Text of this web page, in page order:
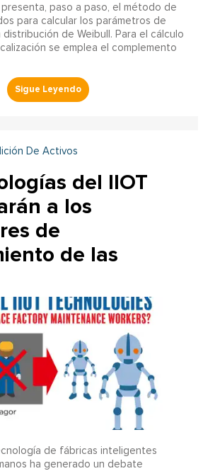
paso a paso, el método de
para calcular los parámetros de
de Weibull. Para el cálculo
se emplea el complemento
De Activos
del IIOT
a los
de
de las
de fábricas inteligentes
ha generado un debate